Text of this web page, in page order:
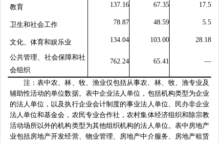
教育 137.16 67.35 17.5
卫生和社会工作 78.87 48.59 5.5
文化、体育和娱乐业 134.04 103.00 28.18
公共管理、社会保障和社
会组织
762.24 65.41 —
注：表中农、林、牧、渔业仅包括从事农、林、牧、渔专业及
辅助性活动的单位数据。表中企业法人单位，包括机构类型为企业
的法人单位，以及执行企业会计制度的事业法人单位、民办非企业
法人单位和基金会，农民专业合作社，农村集体经济组织和除宗教
活动场所以外的机构类型为其他组织机构的法人单位。表中房地产
业包括房地产开发经营、物业管理、房地产中介服务、房地产租赁